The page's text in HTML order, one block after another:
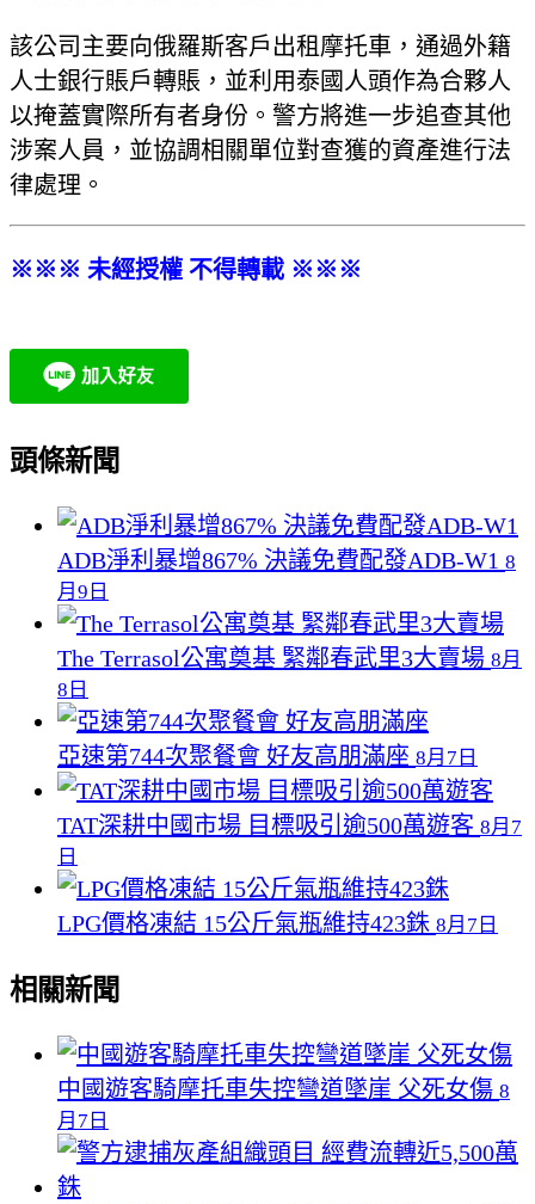
該公司主要向俄羅斯客戶出租摩托車，通過外籍
人士銀行賬戶轉賬，並利用泰國人頭作為合夥人
以掩蓋實際所有者身份。警方將進一步追查其他
涉案人員，並協調相關單位對查獲的資產進行法
律處理。
※※※ 未經授權 不得轉載 ※※※
頭條新聞
ADB淨利暴增867% 決議免費配發ADB-W1 8
月9日
The Terrasol公寓奠基 緊鄰春武里3大賣場 8月
8日
亞速第744次聚餐會 好友高朋滿座 8月7日
TAT深耕中國市場 目標吸引逾500萬遊客 8月7
日
LPG價格凍結 15公斤氣瓶維持423銖 8月7日
相關新聞
中國遊客騎摩托車失控彎道墜崖 父死女傷 8
月7日